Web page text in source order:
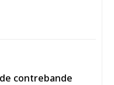
contrebande